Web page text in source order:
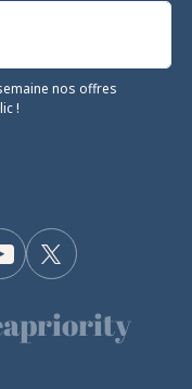
nos offres
!
Twitter